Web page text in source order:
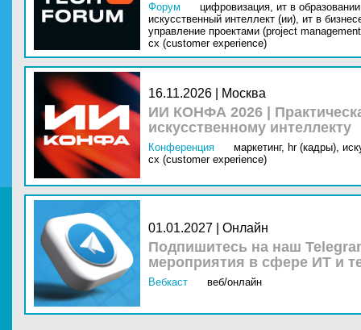
Форум цифровизация, ит в
искусственный интеллект (ии), ит в
управление проектами (project
cx (customer experience)
16.11.2026 | Москва
ИИ КОНФА 2026 |
искусственному интеллекту
Конференция маркетинг, hr (кадры),
cx (customer experience)
01.01.2027 | Онлайн
Подпишитесь на наш
мероприятия в сфере ИТ и
Вебкаст веб/онлайн